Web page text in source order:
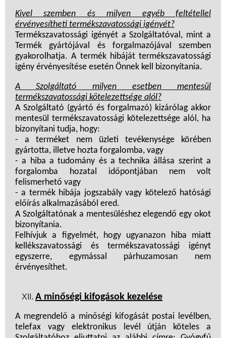
Kivel szemben és milyen egyéb feltétellel
érvényesítheti termékszavatossági igényét?
Termékszavatossági igényét a Szolgáltatóval, mint a
Termék gyártójával és forgalmazójával szemben
gyakorolhatja. A termék hibáját termékszavatossági
igény érvényesítése esetén Önnek kell bizonyítania.
A Szolgáltató milyen esetben mentesül
termékszavatossági kötelezettsége alól?
A Szolgáltató (gyártó és forgalmazó) kizárólag akkor
mentesül termékszavatossági kötelezettsége alól, ha
bizonyítani tudja, hogy:
- a terméket nem üzleti tevékenysége körében
gyártotta, illetve hozta forgalomba, vagy
- a hiba a tudomány és a technika állása szerint a
forgalomba hozatal időpontjában nem volt
felismerhető vagy
- a termék hibája jogszabály vagy kötelező hatósági
előírás alkalmazásából ered.
A Szolgáltatónak a mentesüléshez elegendő egy okot
bizonyítania.
Felhívjuk a figyelmét, hogy ugyanazon hiba miatt
kellékszavatossági és termékszavatossági igényt
egyszerre, egymással párhuzamosan nem
érvényesíthet.
A minőségi kifogások kezelése
A megrendelő a minőségi kifogását postai levélben,
telefax vagy elektronikus levél útján köteles a